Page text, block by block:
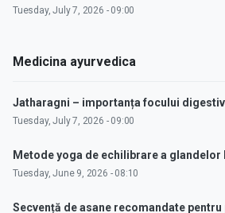
Tuesday, July 7, 2026 - 09:00
Medicina ayurvedica
Jatharagni – importanța focului
Tuesday, July 7, 2026 - 09:00
Metode yoga de echilibrare a glandelor
Tuesday, June 9, 2026 - 08:10
Secvență de asane recomandate